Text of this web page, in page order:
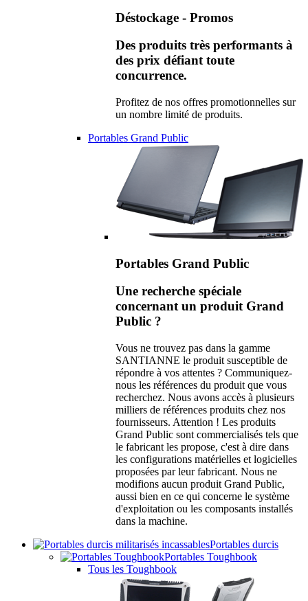
Déstockage - Promos
Des produits très performants à
des prix défiant toute
concurrence.
Profitez de nos offres promotionnelles sur
un nombre limité de produits.
Portables Grand Public
Portables Grand Public
Une recherche spéciale
concernant un produit Grand
Public ?
Vous ne trouvez pas dans la gamme
SANTIANNE le produit susceptible de
répondre à vos attentes ? Communiquez-
nous les références du produit que vous
recherchez. Nous avons accès à plusieurs
milliers de références produits chez nos
fournisseurs. Attention ! Les produits
Grand Public sont commercialisés tels que
le fabricant les propose, c'est à dire dans
les configurations matérielles et logicielles
proposées par leur fabricant. Nous ne
modifions aucun produit Grand Public,
aussi bien en ce qui concerne le système
d'exploitation ou les composants installés
dans la machine.
Portables durcis
Portables Toughbook
Tous les Toughbook